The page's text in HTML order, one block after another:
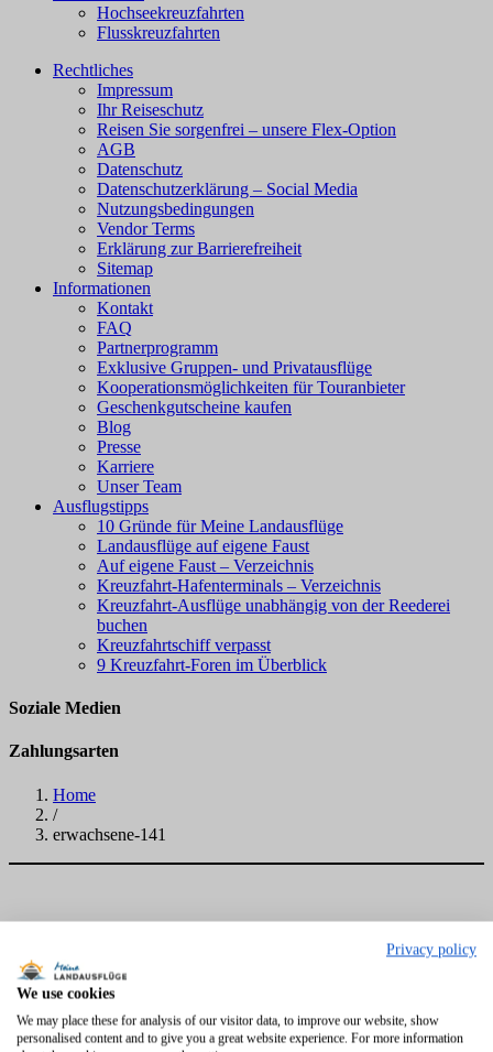
Hochseekreuzfahrten
Flusskreuzfahrten
Rechtliches
Impressum
Ihr Reiseschutz
Reisen Sie sorgenfrei – unsere Flex-Option
AGB
Datenschutz
Datenschutzerklärung – Social Media
Nutzungsbedingungen
Vendor Terms
Erklärung zur Barrierefreiheit
Sitemap
Informationen
Kontakt
FAQ
Partnerprogramm
Exklusive Gruppen- und Privatausflüge
Kooperationsmöglichkeiten für Touranbieter
Geschenkgutscheine kaufen
Blog
Presse
Karriere
Unser Team
Ausflugstipps
10 Gründe für Meine Landausflüge
Landausflüge auf eigene Faust
Auf eigene Faust – Verzeichnis
Kreuzfahrt-Hafenterminals – Verzeichnis
Kreuzfahrt-Ausflüge unabhängig von der Reederei
buchen
Kreuzfahrtschiff verpasst
9 Kreuzfahrt-Foren im Überblick
Soziale Medien
Zahlungsarten
Home
/
erwachsene-141
Privacy policy
We use cookies
We may place these for analysis of our visitor data, to improve our website, show
personalised content and to give you a great website experience. For more information